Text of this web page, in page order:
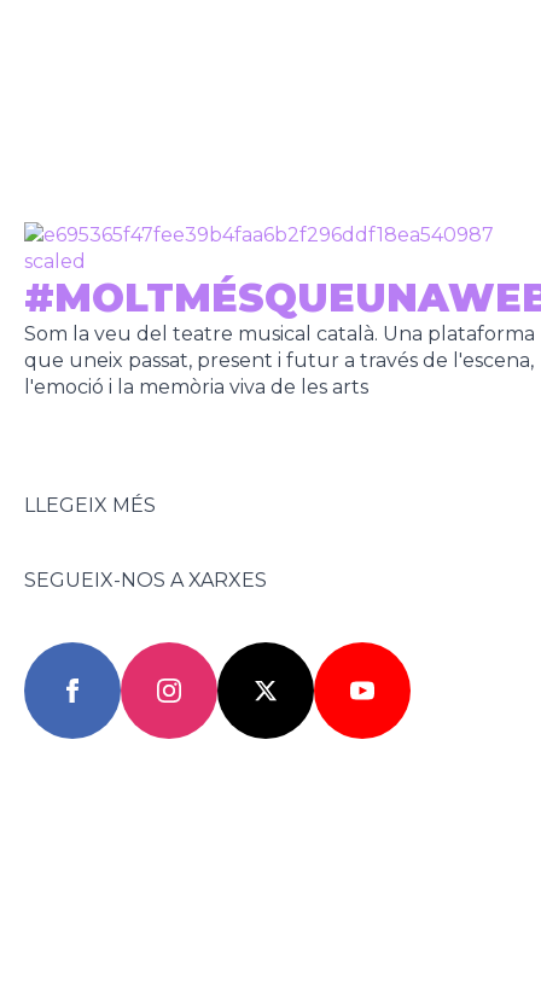
Som la veu del teatre musical català. Una plataforma
que uneix passat, present i futur a través de l'escena,
l'emoció i la memòria viva de les arts
LLEGEIX MÉS
SEGUEIX-NOS A XARXES